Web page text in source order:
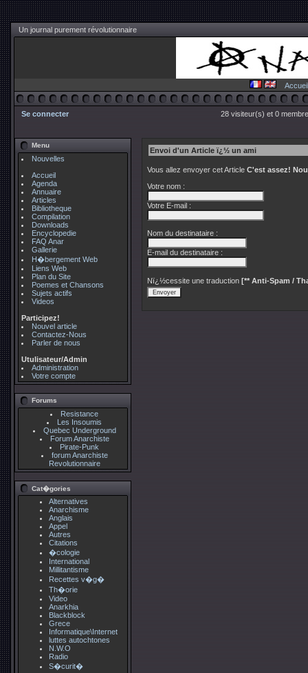
Un journal purement révolutionnaire
Accueil
Se connecter 28 visiteur(s) et 0
Menu
Nouvelles
Accueil
Agenda
Annuaire
Articles
Bibliotheque
Compilation
Downloads
Encyclopedie
FAQ Anar
Gallerie
H�bergement Web
Liens Web
Plan du Site
Poemes et Chansons
Sujets actifs
Videos
Participez!
Nouvel article
Contactez-Nous
Parler de nous
Utulisateur/Admin
Administration
Votre compte
Forums
Resistance
Les Insoumis
Quebec Underground
Forum Anarchiste
Pirate-Punk
forum Anarchiste
Revolutionnaire
Cat�gories
Alternatives
Anarchisme
Anglais
Appel
Autres
Citations
�cologie
International
Millitantisme
Recettes v�g�
Th�orie
Video
Anarkhia
Blackblock
Grece
Informatique\Internet
luttes autochtones
N.W.O
Radio
S�curit�
Envoi d'un Article ï¿½ un ami
Vous allez envoyer cet Article C'est assez!
Votre nom :
Votre E-mail :
Nom du destinataire :
E-mail du destinataire :
Nï¿½cessite une traduction [** Anti-Spam /